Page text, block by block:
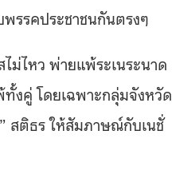
รรคประชาชนกันตรงๆ
ม่ไหว พ่ายแพ้ระเนระนาด
งคู่ โดยเฉพาะกลุ่มจังหวัด
” สติธร ให้สัมภาษณ์กับเนชั่